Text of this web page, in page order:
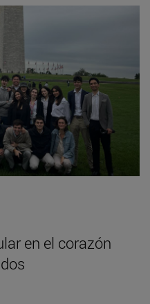
en el corazón